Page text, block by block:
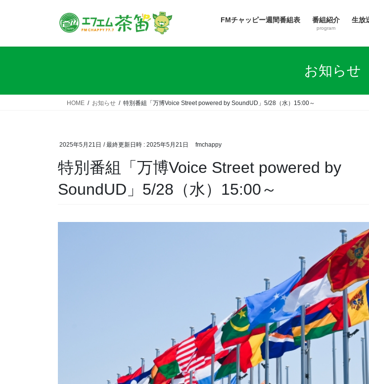
FMチャッピー週間番組表 番組紹介
program
生放
お知らせ
HOME お知らせ 特別番組「万博Voice Street powered by SoundUD」5/28（水）15:00～
2025年5月21日 / 最終更新日時 : 2025年5月21日 fmchappy
特別番組「万博Voice Street powered by
SoundUD」5/28（水）15:00～